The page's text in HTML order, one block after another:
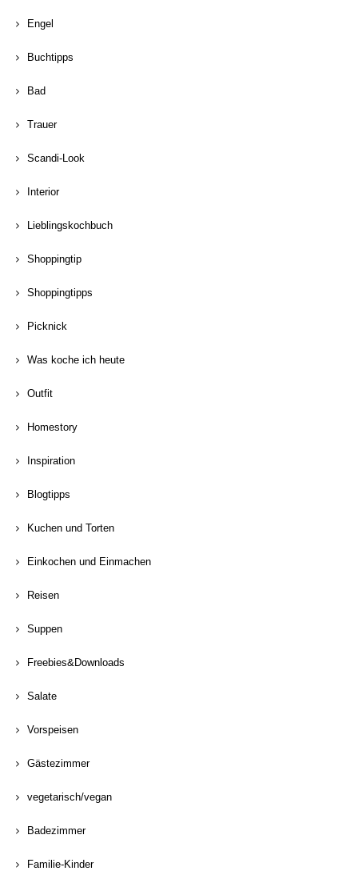
Engel
Buchtipps
Bad
Trauer
Scandi-Look
Interior
Lieblingskochbuch
Shoppingtip
Shoppingtipps
Picknick
Was koche ich heute
Outfit
Homestory
Inspiration
Blogtipps
Kuchen und Torten
Einkochen und Einmachen
Reisen
Suppen
Freebies&Downloads
Salate
Vorspeisen
Gästezimmer
vegetarisch/vegan
Badezimmer
Familie-Kinder